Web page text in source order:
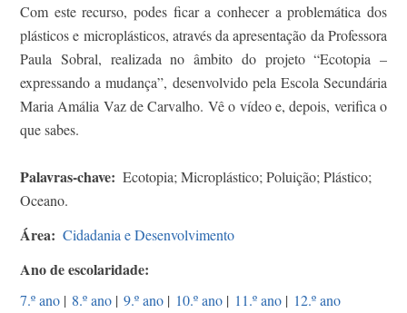
Com este recurso, podes ficar a conhecer a problemática dos
plásticos e microplásticos, através da apresentação da Professora
Paula Sobral, realizada no âmbito do projeto “Ecotopia –
expressando a mudança”, desenvolvido pela Escola Secundária
Maria Amália Vaz de Carvalho. Vê o vídeo e, depois, verifica o
que sabes.
Palavras-chave
Ecotopia; Microplástico; Poluição; Plástico;
Oceano.
Área Cidadania e Desenvolvimento
Ano de escolaridade
7.º ano | 8.º ano | 9.º ano | 10.º ano | 11.º ano | 12.º ano